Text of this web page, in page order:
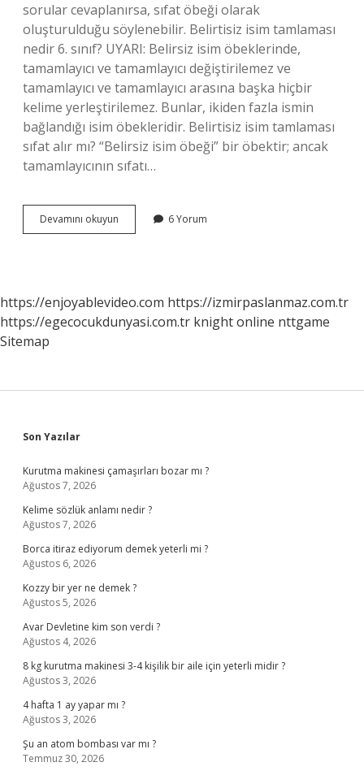
sorular cevaplanırsa, sıfat öbeği olarak
oluşturulduğu söylenebilir. Belirtisiz isim tamlaması
nedir 6. sınıf? UYARI: Belirsiz isim öbeklerinde,
tamamlayıcı ve tamamlayıcı değiştirilemez ve
tamamlayıcı ve tamamlayıcı arasına başka hiçbir
kelime yerleştirilemez. Bunlar, ikiden fazla ismin
bağlandığı isim öbekleridir. Belirtisiz isim tamlaması
sıfat alır mı? “Belirsiz isim öbeği” bir öbektir; ancak
tamamlayıcının sıfatı…
Devamını okuyun Belirtisiz
Isim
6 Yorum
https://enjoyablevideo.com https://izmirpaslanmaz.com.tr
https://egecocukdunyasi.com.tr knight online nttgame
Sitemap
Sidebar
Son Yazılar
Kurutma makinesi çamaşırları bozar mı ?
Ağustos 7, 2026
Kelime sözlük anlamı nedir ?
Ağustos 7, 2026
Borca itiraz ediyorum demek yeterli mi ?
Ağustos 6, 2026
Kozzy bir yer ne demek ?
Ağustos 5, 2026
Avar Devletine kim son verdi ?
Ağustos 4, 2026
8 kg kurutma makinesi 3-4 kişilik bir aile için yeterli midir ?
Ağustos 3, 2026
4 hafta 1 ay yapar mı ?
Ağustos 3, 2026
Şu an atom bombası var mı ?
Temmuz 30, 2026